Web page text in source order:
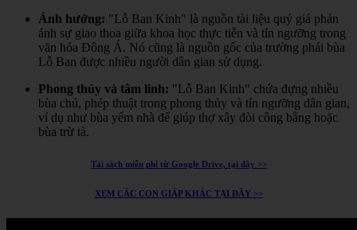
Ảnh hưởng: "Lỗ Ban Kinh" là nguồn tài liệu quý giá phản
ánh sự giao thoa giữa khoa học thực tiễn và tín ngưỡng trong
văn hóa Đông Á. Nó cũng là nguồn gốc của trường phái bùa
Lỗ Ban được nhiều người dân gian sử dụng.
Phong thủy và tâm linh: "Lỗ Ban Kinh" chứa đựng nhiều
bùa chú, phép thuật trong phong thủy và tín ngưỡng dân gian,
ví dụ như bùa yểm nhà để giúp thợ xây đòi công bằng hoặc
bùa trừ tà.
Tải sách miễn phí từ Google Drive, tại đây >>
XEM CÁC CON GIÁP KHÁC TẠI ĐÂY >>